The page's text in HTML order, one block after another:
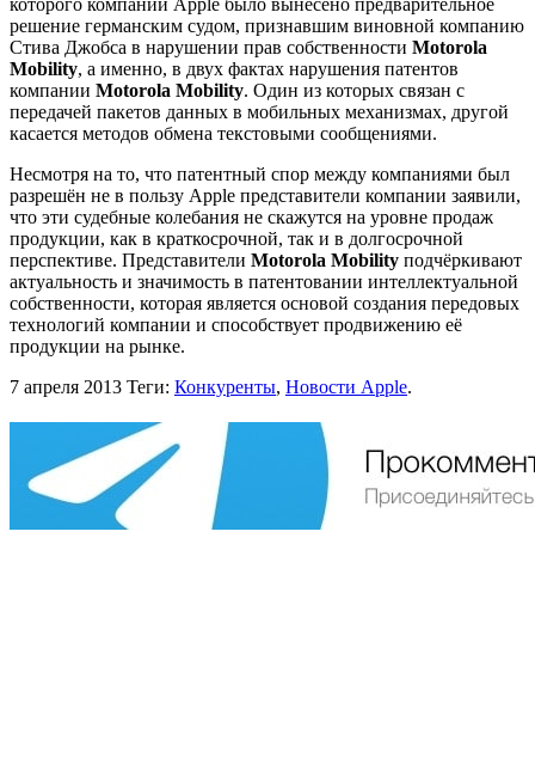
решение германским судом, признавшим виновной компанию
Стива Джобса в нарушении прав собственности Motorola
Mobility, а именно, в двух фактах нарушения патентов
компании Motorola Mobility. Один из которых связан с
передачей пакетов данных в мобильных механизмах, другой
касается методов обмена текстовыми сообщениями.
Несмотря на то, что патентный спор между компаниями был
разрешён не в пользу Apple представители компании заявили,
что эти судебные колебания не скажутся на уровне продаж
продукции, как в краткосрочной, так и в долгосрочной
перспективе. Представители Motorola Mobility подчёркивают
актуальность и значимость в патентовании интеллектуальной
собственности, которая является основой создания передовых
технологий компании и способствует продвижению её
продукции на рынке.
7 апреля 2013 Теги: Конкуренты, Новости Apple.